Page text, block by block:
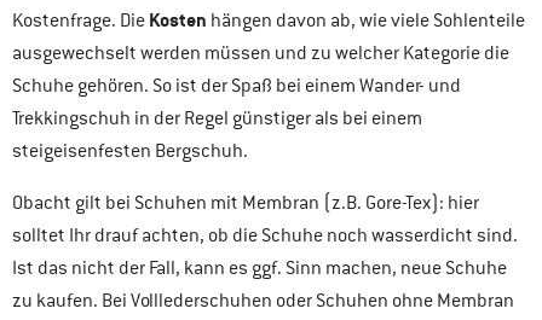
Kostenfrage. Die Kosten hängen davon ab, wie viele Sohlenteile
ausgewechselt werden müssen und zu welcher Kategorie die
Schuhe gehören. So ist der Spaß bei einem Wander- und
Trekkingschuh in der Regel günstiger als bei einem
steigeisenfesten Bergschuh.
Obacht gilt bei Schuhen mit Membran (z.B. Gore-Tex): hier
solltet Ihr drauf achten, ob die Schuhe noch wasserdicht sind.
Ist das nicht der Fall, kann es ggf. Sinn machen, neue Schuhe
zu kaufen. Bei Volllederschuhen oder Schuhen ohne Membran